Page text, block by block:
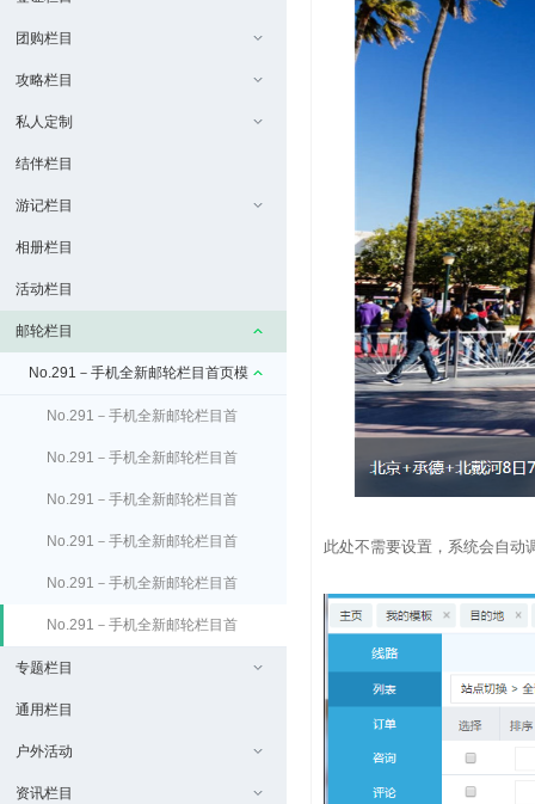
团购栏目
攻略栏目
私人定制
结伴栏目
游记栏目
相册栏目
活动栏目
邮轮栏目
No.291－手机全新邮轮栏目首页模
板（免费）
No.291－手机全新邮轮栏目首
页banner设置
No.291－手机全新邮轮栏目首
页目的地设置
No.291－手机全新邮轮栏目首
页特价优惠设置
No.291－手机全新邮轮栏目首
页热门航线设置
No.291－手机全新邮轮栏目首
页邮轮公司设置
No.291－手机全新邮轮栏目首
页常见问题设置
专题栏目
通用栏目
户外活动
资讯栏目
此处不需要设置，系统会自动